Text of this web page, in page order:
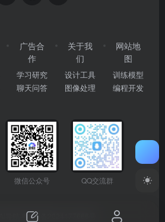
广告合
作
学习研究
聊天问答
关于我
们
设计工具
图像处理
网站地
图
训练模型
编程开发
微信公众号 QQ交流群
粤ICP备2024177666号